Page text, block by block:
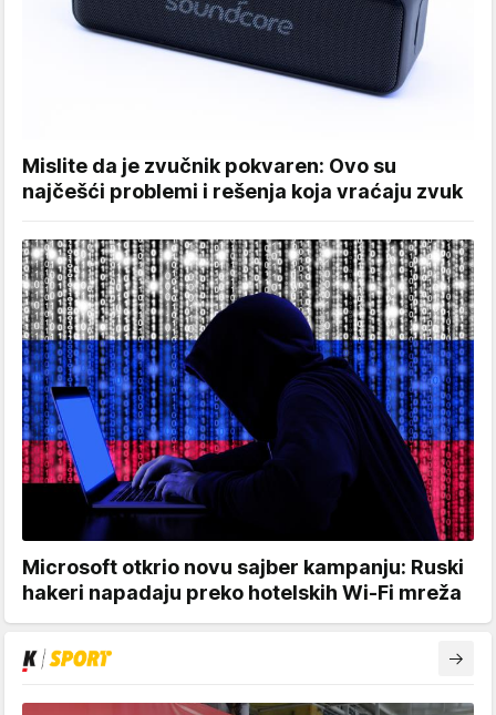
Mislite da je zvučnik pokvaren: Ovo su
najčešći problemi i rešenja koja vraćaju zvuk
Microsoft otkrio novu sajber kampanju: Ruski
hakeri napadaju preko hotelskih Wi-Fi mreža